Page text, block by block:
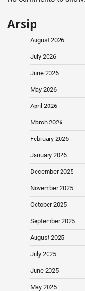
Arsip
August 2026
July 2026
June 2026
May 2026
April 2026
March 2026
February 2026
January 2026
December 2025
November 2025
October 2025
September 2025
August 2025
July 2025
June 2025
May 2025